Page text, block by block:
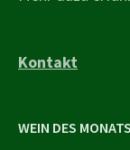
Kontakt
WEIN DES MONATS